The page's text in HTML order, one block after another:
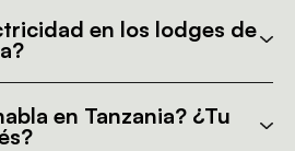
en los lodges de
en Tanzania? ¿Tu